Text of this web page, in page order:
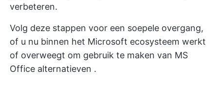
verbeteren.
Volg deze stappen voor een soepele overgang,
of u nu binnen het Microsoft ecosysteem werkt
of overweegt om gebruik te maken van MS
Office alternatieven .